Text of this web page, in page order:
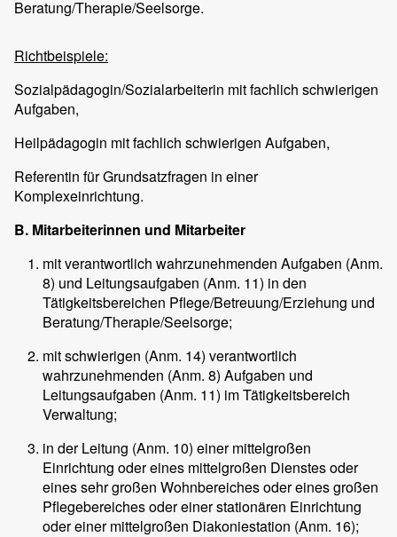
Beratung/Therapie/Seelsorge.
Richtbeispiele:
Sozialpädagogin/Sozialarbeiterin mit fachlich schwierigen
Aufgaben,
Heilpädagogin mit fachlich schwierigen Aufgaben,
Referentin für Grundsatzfragen in einer
Komplexeinrichtung.
B. Mitarbeiterinnen und Mitarbeiter
mit verantwortlich wahrzunehmenden Aufgaben (Anm.
8) und Leitungsaufgaben (Anm. 11) in den
Tätigkeitsbereichen Pflege/Betreuung/Erziehung und
Beratung/Therapie/Seelsorge;
mit schwierigen (Anm. 14) verantwortlich
wahrzunehmenden (Anm. 8) Aufgaben und
Leitungsaufgaben (Anm. 11) im Tätigkeitsbereich
Verwaltung;
in der Leitung (Anm. 10) einer mittelgroßen
Einrichtung oder eines mittelgroßen Dienstes oder
eines sehr großen Wohnbereiches oder eines großen
Pflegebereiches oder einer stationären Einrichtung
oder einer mittelgroßen Diakoniestation (Anm. 16);